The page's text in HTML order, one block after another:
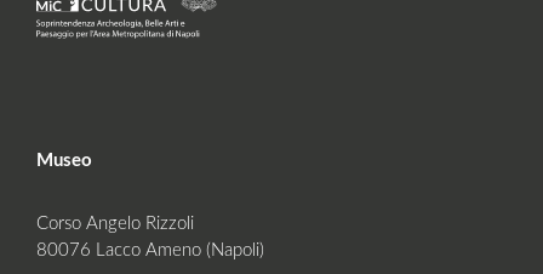
Museo
Corso Angelo Rizzoli
80076 Lacco Ameno (Napoli)